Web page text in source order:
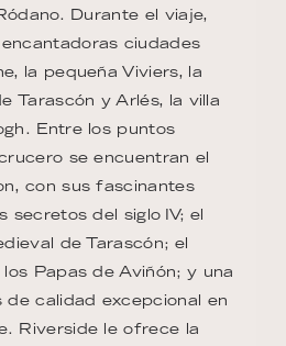
Durante el viaje,
ciudades
la pequeña Viviers, la
Tarascón y Arlés, la villa
Entre los puntos
se encuentran el
con sus fascinantes
secretos del siglo IV; el
de Tarascón; el
Papas de Aviñón; y una
de calidad excepcional en
Riverside le ofrece la